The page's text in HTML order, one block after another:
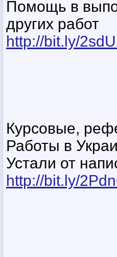
Помощь в
других работ
http://bit.ly/
Курсовые,
Работы в
Устали от
http://bit.ly/